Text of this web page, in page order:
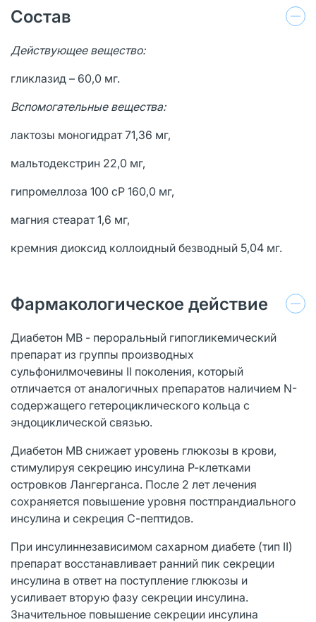
Состав
Действующее вещество:
гликлазид – 60,0 мг.
Вспомогательные вещества:
лактозы моногидрат 71,36 мг,
мальтодекстрин 22,0 мг,
гипромеллоза 100 сР 160,0 мг,
магния стеарат 1,6 мг,
кремния диоксид коллоидный безводный 5,04 мг.
Фармакологическое действие
Диабетон МВ - пероральный гипогликемический
препарат из группы производных
сульфонилмочевины II поколения, который
отличается от аналогичных препаратов наличием N-
содержащего гетероциклического кольца с
эндоциклической связью.
Диабетон MB снижает уровень глюкозы в крови,
стимулируя секрецию инсулина Р-клетками
островков Лангерганса. После 2 лет лечения
сохраняется повышение уровня постпрандиального
инсулина и секреция С-пептидов.
При инсулиннезависимом сахарном диабете (тип II)
препарат восстанавливает ранний пик секреции
инсулина в ответ на поступление глюкозы и
усиливает вторую фазу секреции инсулина.
Значительное повышение секреции инсулина